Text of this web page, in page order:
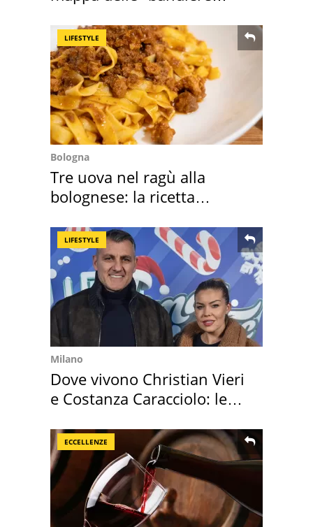
LIFESTYLE
Bologna
Tre uova nel ragù alla
bolognese: la ricetta
LIFESTYLE
Milano
Dove vivono Christian Vieri
e Costanza Caracciolo: le
ECCELLENZE